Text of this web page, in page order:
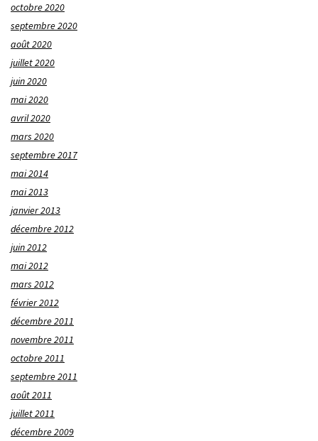
octobre 2020
septembre 2020
août 2020
juillet 2020
juin 2020
mai 2020
avril 2020
mars 2020
septembre 2017
mai 2014
mai 2013
janvier 2013
décembre 2012
juin 2012
mai 2012
mars 2012
février 2012
décembre 2011
novembre 2011
octobre 2011
septembre 2011
août 2011
juillet 2011
décembre 2009